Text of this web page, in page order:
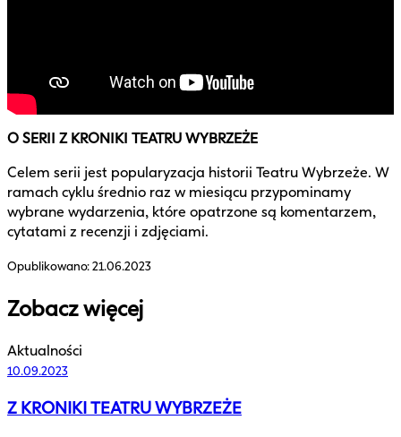
O SERII Z KRONIKI TEATRU WYBRZEŻE
Celem serii jest popularyzacja historii Teatru Wybrzeże. W
ramach cyklu średnio raz w miesiącu przypominamy
wybrane wydarzenia, które opatrzone są komentarzem,
cytatami z recenzji i zdjęciami.
Opublikowano:21.06.2023
Zobacz więcej
Aktualności
10.09.2023
Z KRONIKI TEATRU WYBRZEŻE